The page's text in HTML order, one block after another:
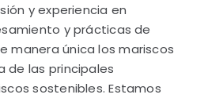
y experiencia en
y prácticas de
manera única los mariscos
de las principales
sostenibles. Estamos